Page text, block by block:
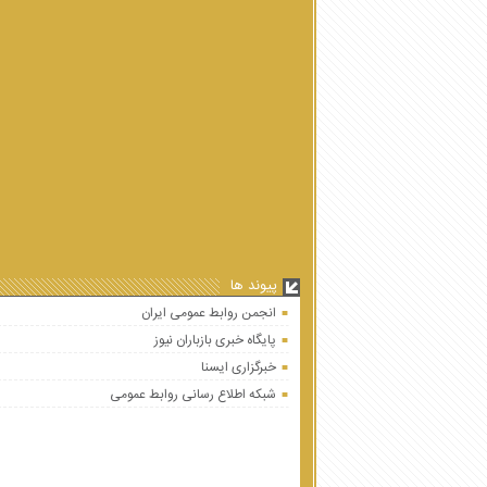
پیوند ها
انجمن روابط عمومی ایران
پایگاه خبری بازباران نیوز
خبرگزاری ایسنا
شبکه اطلاع رسانی روابط عمومی